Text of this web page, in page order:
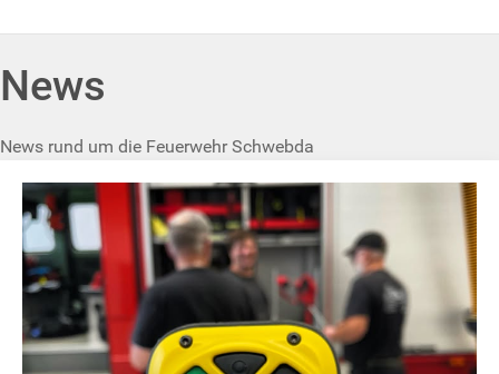
News
News rund um die Feuerwehr Schwebda